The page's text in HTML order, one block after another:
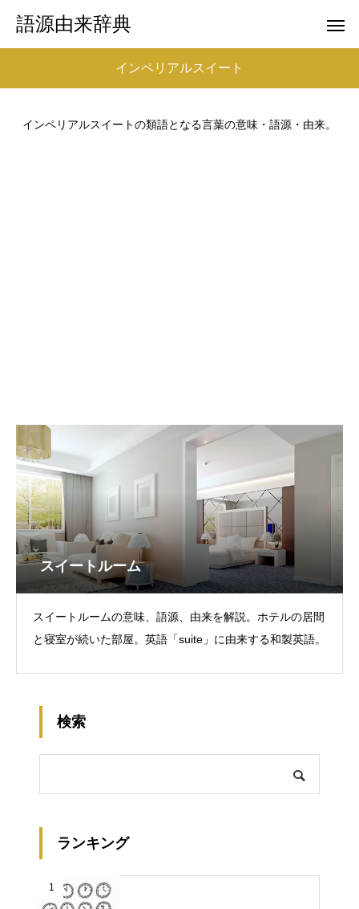
語源由来辞典
インペリアルスイート
インペリアルスイートの類語となる言葉の意味・語源・由来。
スイートルーム
スイートルームの意味、語源、由来を解説。ホテルの居間
と寝室が続いた部屋。英語「suite」に由来する和製英語。
検索
ランキング
1